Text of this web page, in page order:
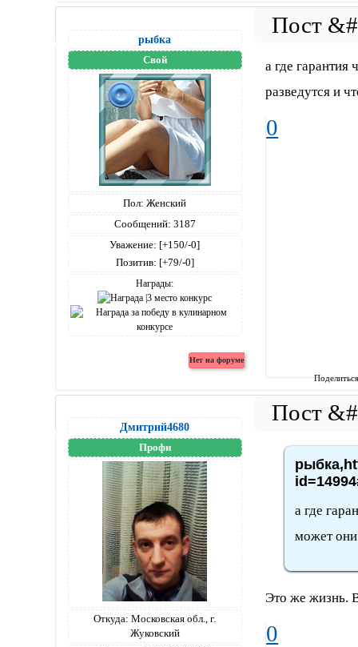
рыбка
Свой
Пол: Женский
Сообщений: 3187
Уважение: [+150/-0]
Позитив: [+79/-0]
Награды:
а где
разведутся и
0
Дмитрий4680
Профи
Откуда: Московская обл., г.
Жуковский
а где
может они
Это же жизнь.
0